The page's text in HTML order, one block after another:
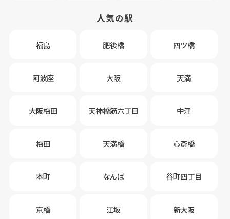
人気の駅
福島 肥後橋 四ツ橋
阿波座 大阪 天満
大阪梅田 天神橋筋六丁目 中津
梅田 天満橋 心斎橋
本町 なんば 谷町四丁目
京橋 江坂 新大阪